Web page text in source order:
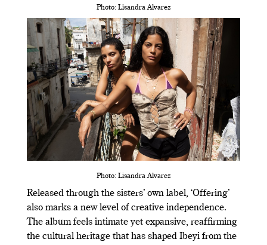
Photo: Lisandra Alvarez
Photo: Lisandra Alvarez
Released through the sisters’ own label, ‘Offering’
also marks a new level of creative independence.
The album feels intimate yet expansive, reaffirming
the cultural heritage that has shaped Ibeyi from the